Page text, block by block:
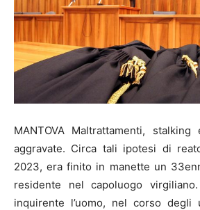
MANTOVA Maltrattamenti,
aggravate. Circa tali ipotesi di
2023, era finito in manette un
residente nel capoluogo
inquirente l’uomo, nel corso